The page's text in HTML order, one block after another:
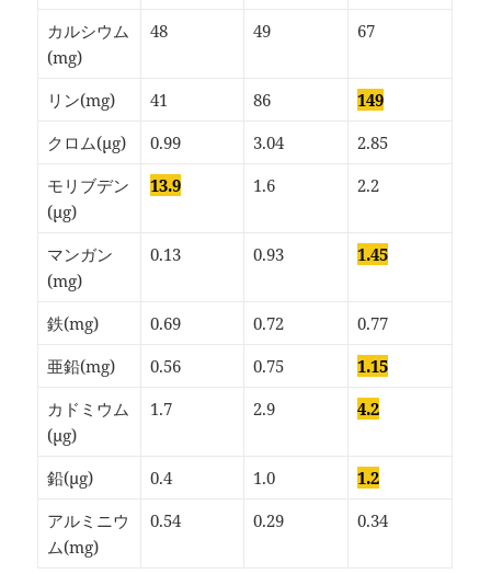
カルシウム
(mg)
48 49 67
リン(mg) 41 86
149
クロム(µg)
0.99 3.04
2.85
モリブデン
(µg)
13.9 1.6 2.2
マンガン
(mg)
0.13 0.93 1.45
鉄(mg) 0.69 0.72
0.77
亜鉛(mg)
0.56 0.75
1.15
カドミウム
(µg)
1.7 2.9 4.2
鉛(µg) 0.4 1.0
1.2
アルミニウ
ム(mg)
0.54 0.29 0.34